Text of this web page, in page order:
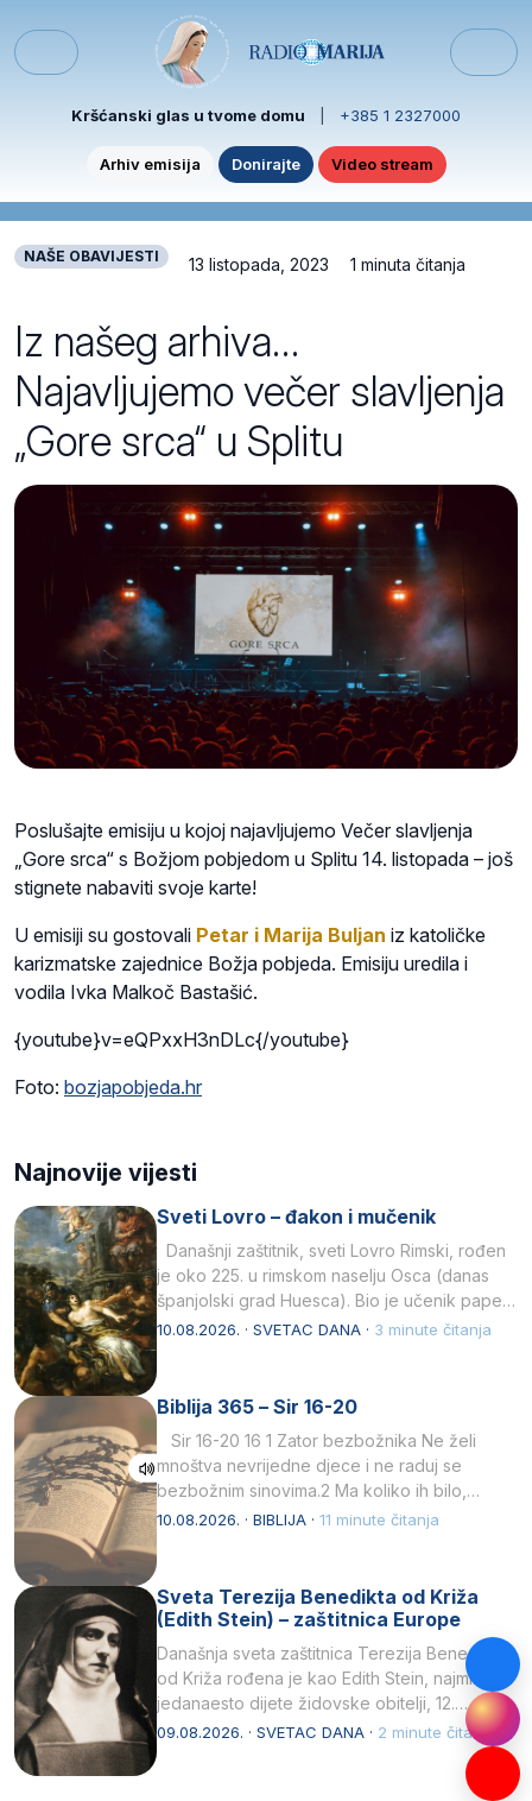
Menu
Kršćanski glas u tvome domu +385 1 2327000
Arhiv emisija Donirajte Video stream
NAŠE OBAVIJESTI 13 listopada, 2023 1 minuta čitanja
Iz našeg arhiva…
Najavljujemo večer slavljenja
„Gore srca“ u Splitu
Poslušajte emisiju u kojoj najavljujemo Večer slavljenja
„Gore srca“ s Božjom pobjedom u Splitu 14. listopada – još
stignete nabaviti svoje karte!
U emisiji su gostovali Petar i Marija Buljan iz katoličke
karizmatske zajednice Božja pobjeda. Emisiju uredila i
vodila Ivka Malkoč Bastašić.
{youtube}v=eQPxxH3nDLc{/youtube}
Foto: bozjapobjeda.hr
Najnovije vijesti
Sveti Lovro – đakon i mučenik
Današnji zaštitnik, sveti Lovro Rimski, rođen
je oko 225. u rimskom naselju Osca (danas
španjolski grad Huesca). Bio je učenik pape…
10.08.2026. · SVETAC DANA · 3 minute čitanja
Biblija 365 – Sir 16-20
Sir 16-20 16 1 Zator bezbožnika Ne želi
mnoštva nevrijedne djece i ne raduj se
bezbožnim sinovima.2 Ma koliko ih bilo,…
10.08.2026. · BIBLIJA · 11 minute čitanja
Sveta Terezija Benedikta od Križa
(Edith Stein) – zaštitnica Europe
Današnja sveta zaštitnica Terezija Benedikta
od Križa rođena je kao Edith Stein, najmlađe,
jedanaesto dijete židovske obitelji, 12.
listopada 1891, u Wrocławu…
09.08.2026. · SVETAC DANA · 2 minute čitanja